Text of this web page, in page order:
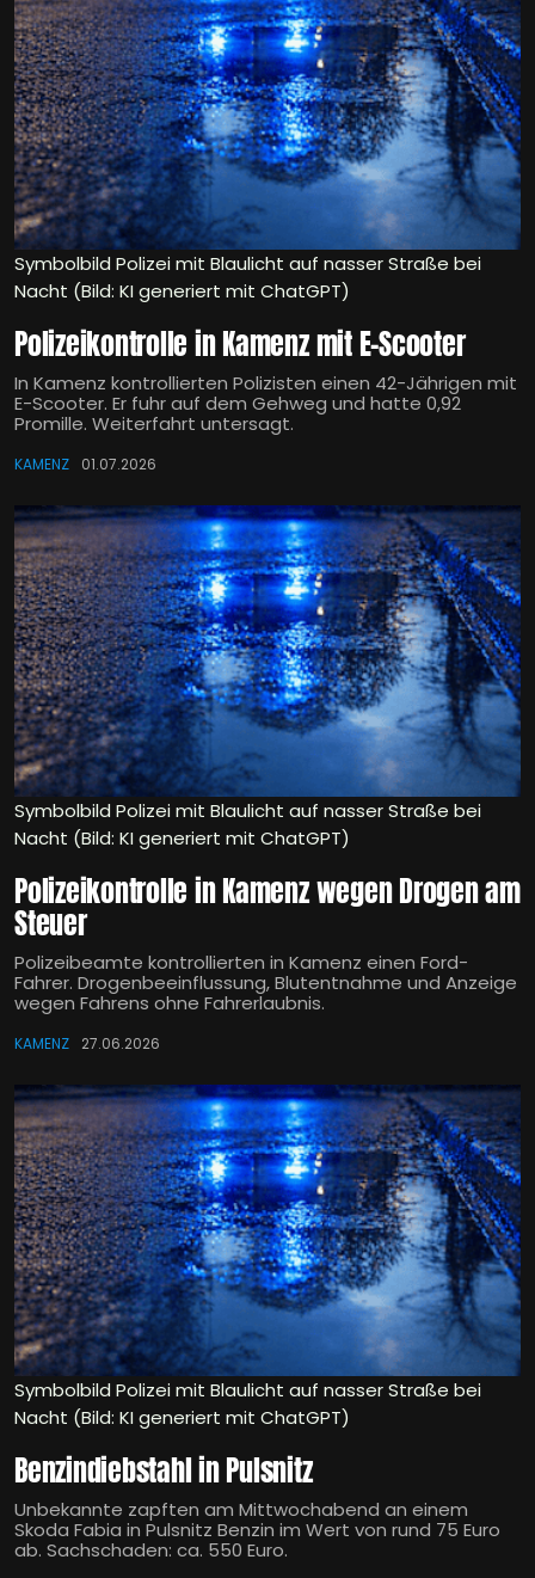
Symbolbild Polizei mit Blaulicht auf nasser Straße bei
Nacht (Bild: KI generiert mit ChatGPT)
Polizeikontrolle in Kamenz mit E-Scooter
In Kamenz kontrollierten Polizisten einen 42-Jährigen mit
E-Scooter. Er fuhr auf dem Gehweg und hatte 0,92
Promille. Weiterfahrt untersagt.
KAMENZ 01.07.2026
Symbolbild Polizei mit Blaulicht auf nasser Straße bei
Nacht (Bild: KI generiert mit ChatGPT)
Polizeikontrolle in Kamenz wegen Drogen am
Steuer
Polizeibeamte kontrollierten in Kamenz einen Ford-
Fahrer. Drogenbeeinflussung, Blutentnahme und Anzeige
wegen Fahrens ohne Fahrerlaubnis.
KAMENZ 27.06.2026
Symbolbild Polizei mit Blaulicht auf nasser Straße bei
Nacht (Bild: KI generiert mit ChatGPT)
Benzindiebstahl in Pulsnitz
Unbekannte zapften am Mittwochabend an einem
Skoda Fabia in Pulsnitz Benzin im Wert von rund 75 Euro
ab. Sachschaden: ca. 550 Euro.